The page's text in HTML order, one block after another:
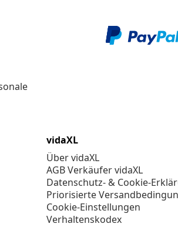
vidaXL
Über vidaXL
AGB Verkäufer vidaXL
Datenschutz- & Cookie-
Priorisierte
Cookie-Einstellungen
Verhaltenskodex